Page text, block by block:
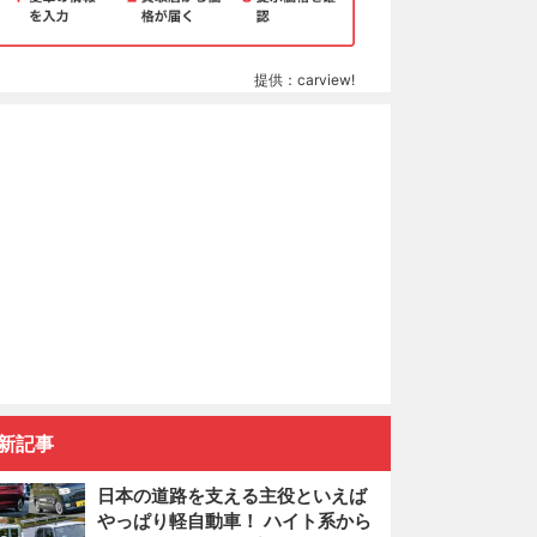
提供：carview!
記事
日本の道路を支える主役といえば
やっぱり軽自動車！ ハイト系から